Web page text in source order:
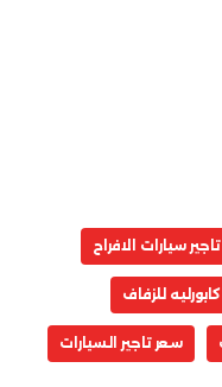
سيارات الافراح
للزفاف
سعر تاجير السيارات